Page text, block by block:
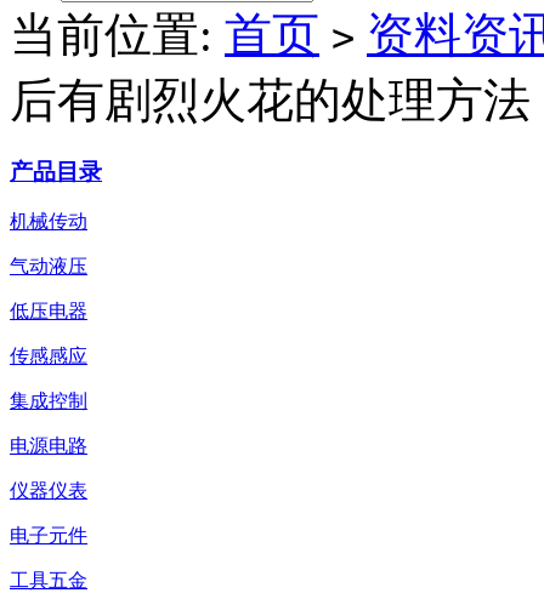
当前位置: 首页 > 资料资
后有剧烈火花的处理方法
产品目录
机械传动
气动液压
低压电器
传感感应
集成控制
电源电路
仪器仪表
电子元件
工具五金